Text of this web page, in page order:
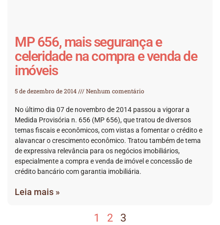
MP 656, mais segurança e
celeridade na compra e venda de
imóveis
5 de dezembro de 2014 Nenhum comentário
No último dia 07 de novembro de 2014 passou a vigorar a
Medida Provisória n. 656 (MP 656), que tratou de diversos
temas fiscais e econômicos, com vistas a fomentar o crédito e
alavancar o crescimento econômico. Tratou também de tema
de expressiva relevância para os negócios imobiliários,
especialmente a compra e venda de imóvel e concessão de
crédito bancário com garantia imobiliária.
Leia mais »
1 2 3